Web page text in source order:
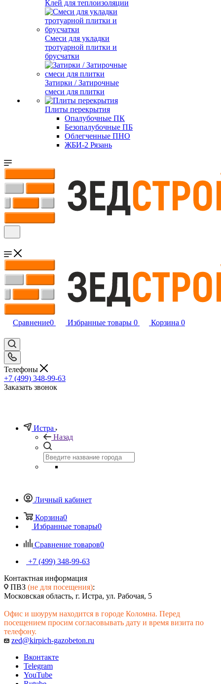
Клей для теплоизоляции
Смеси для укладки
тротуарной плитки и
брусчатки
Затирки / Затирочные
смеси для плитки
Плиты перекрытия
Опалубочные ПК
Безопалубочные ПБ
Облегченные ПНО
ЖБИ-2 Рязань
Сравнение0 Избранные товары 0 Корзина 0
Телефоны
+7 (499) 348-99-63
Заказать звонок
Истра
Назад
Личный кабинет
Корзина0
Избранные товары0
Сравнение товаров0
+7 (499) 348-99-63
Контактная информация
ПВЗ (не для посещения):
Московская область, г. Истра, ул. Рабочая, 5
Офис и шоурум находится в городе Коломна. Перед
посещением просим согласовывать дату и время визита по
телефону.
zed@kirpich-gazobeton.ru
Вконтакте
Telegram
YouTube